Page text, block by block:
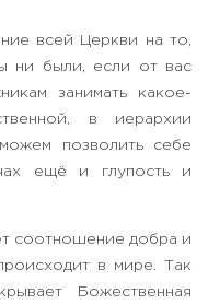
всей Церкви на то,
ни были, если от вас
занимать какое-
в иерархии
позволить себе
ещё и глупость и
соотношение добра и
в мире. Так
Божественная